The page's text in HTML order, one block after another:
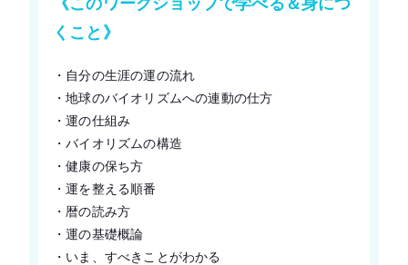
くこと》
・自分の生涯の運の流れ
・地球のバイオリズムへの連動の仕方
・運の仕組み
・バイオリズムの構造
・健康の保ち方
・運を整える順番
・暦の読み方
・運の基礎概論
・いま、すべきことがわかる